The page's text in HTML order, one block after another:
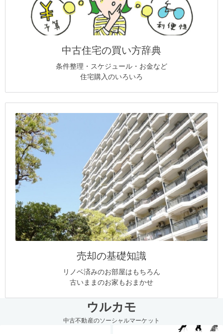
中古住宅の買い方辞典
条件整理・スケジュール・お金など
住宅購入のいろいろ
売却の基礎知識
リノベ済みのお部屋はもちろん
古いままのお家もおまかせ
ウルカモ
中古不動産のソーシャルマーケット